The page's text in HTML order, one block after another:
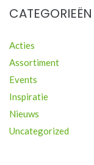
CATEGORIEËN
Acties
Assortiment
Events
Inspiratie
Nieuws
Uncategorized